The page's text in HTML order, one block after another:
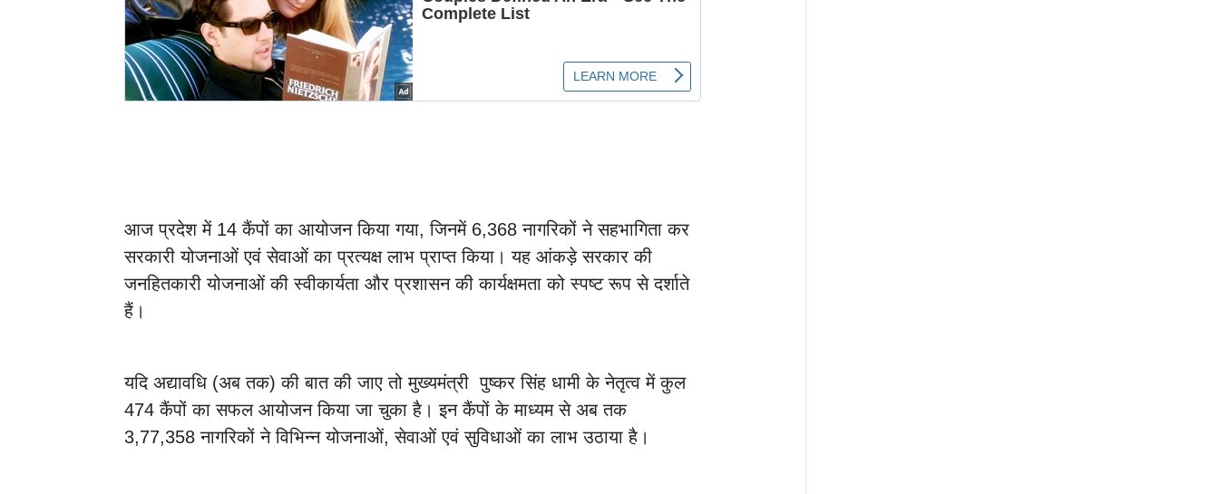
आज प्रदेश में 14 कैंपों का आयोजन किया गया, जिनमें 6,368 नागरिकों ने सहभागिता कर
सरकारी योजनाओं एवं सेवाओं का प्रत्यक्ष लाभ प्राप्त किया। यह आंकड़े सरकार की
जनहितकारी योजनाओं की स्वीकार्यता और प्रशासन की कार्यक्षमता को स्पष्ट रूप से दर्शाते
हैं।
यदि अद्यावधि (अब तक) की बात की जाए तो मुख्यमंत्री पुष्कर सिंह धामी के नेतृत्व में कुल
474 कैंपों का सफल आयोजन किया जा चुका है। इन कैंपों के माध्यम से अब तक
3,77,358 नागरिकों ने विभिन्न योजनाओं, सेवाओं एवं सुविधाओं का लाभ उठाया है।